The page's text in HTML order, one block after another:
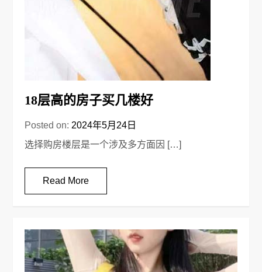
18层高的房子买几楼好
Posted on: 2024年5月24日
选择购房楼层是一个涉及多方面因 […]
Read More